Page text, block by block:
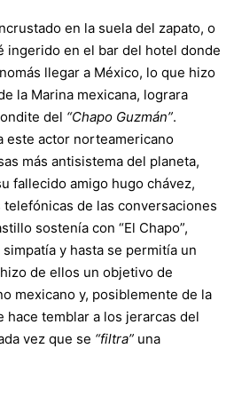
en la suela del zapato, o
ingerido en el bar del hotel donde
llegar a México, lo que hizo
la Marina mexicana, lograra
del “Chapo Guzmán”.
este actor norteamericano
más antisistema del planeta,
fallecido amigo hugo chávez,
telefónicas de las conversaciones
sostenía con “El Chapo”,
y hasta se permitía un
de ellos un objetivo de
mexicano y, posiblemente de la
hace temblar a los jerarcas del
vez que se “filtra” una